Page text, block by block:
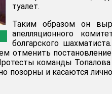
туалет.
Таким образом он
апелляционного
болгарского
отменить
команды
позорны и касаются